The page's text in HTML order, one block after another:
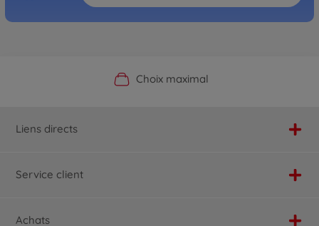
Boutique officielle du fabricant
Choix maximal
Service personnalisé
Livraison rapide
Liens directs
Service client
Achats